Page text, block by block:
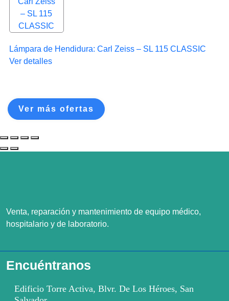
Lámpara de Hendidura: Carl Zeiss – SL 115 CLASSIC
Ver detalles
Ver más ofertas
Venta, reparación y mantenimiento de equipo médico,
hospitalario y de laboratorio.
Encuéntranos
Edificio Torre Activa, Blvr. De Los Héroes, San